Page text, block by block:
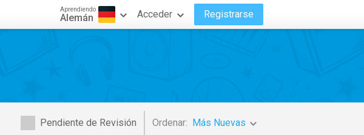
Aprendiendo
Alemán Acceder Registrarse
Pendiente de Revisión Ordenar: Más Nuevas